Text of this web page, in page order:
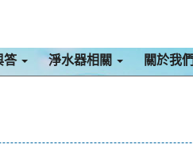
答 淨水器相關 關於我